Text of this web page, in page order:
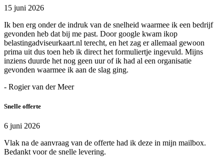
15 juni 2026
Ik ben erg onder de indruk van de snelheid waarmee ik een bedrijf
gevonden heb dat bij me past. Door google kwam ikop
belastingadviseurkaart.nl terecht, en het zag er allemaal gewoon
prima uit dus toen heb ik direct het formuliertje ingevuld. Mijns
inziens duurde het nog geen uur of ik had al een organisatie
gevonden waarmee ik aan de slag ging.
- Rogier van der Meer
Snelle offerte
6 juni 2026
Vlak na de aanvraag van de offerte had ik deze in mijn mailbox.
Bedankt voor de snelle levering.